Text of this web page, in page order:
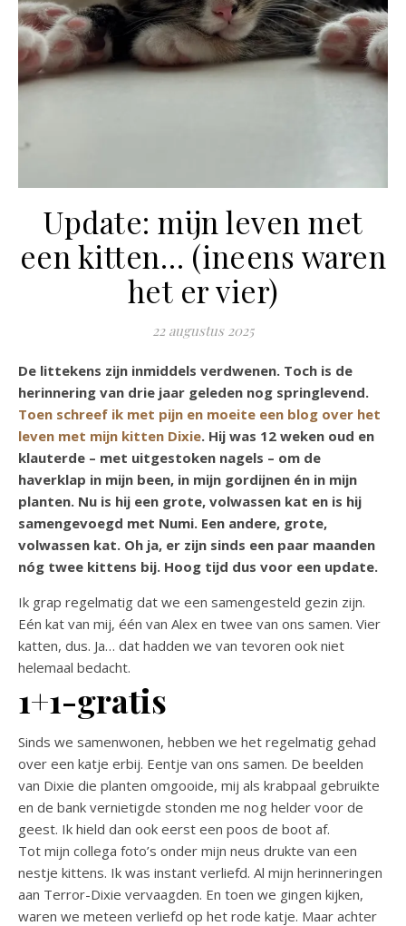
Update: mijn leven met
een kitten… (ineens waren
het er vier)
22 augustus 2025
De littekens zijn inmiddels verdwenen. Toch is de
herinnering van drie jaar geleden nog springlevend.
Toen schreef ik met pijn en moeite een blog over het
leven met mijn kitten Dixie. Hij was 12 weken oud en
klauterde – met uitgestoken nagels – om de
haverklap in mijn been, in mijn gordijnen én in mijn
planten. Nu is hij een grote, volwassen kat en is hij
samengevoegd met Numi. Een andere, grote,
volwassen kat. Oh ja, er zijn sinds een paar maanden
nóg twee kittens bij. Hoog tijd dus voor een update.
Ik grap regelmatig dat we een samengesteld gezin zijn.
Eén kat van mij, één van Alex en twee van ons samen. Vier
katten, dus. Ja… dat hadden we van tevoren ook niet
helemaal bedacht.
1+1-gratis
Sinds we samenwonen, hebben we het regelmatig gehad
over een katje erbij. Eentje van ons samen. De beelden
van Dixie die planten omgooide, mij als krabpaal gebruikte
en de bank vernietigde stonden me nog helder voor de
geest. Ik hield dan ook eerst een poos de boot af.
Tot mijn collega foto’s onder mijn neus drukte van een
nestje kittens. Ik was instant verliefd. Al mijn herinneringen
aan Terror-Dixie vervaagden. En toen we gingen kijken,
waren we meteen verliefd op het rode katje. Maar achter